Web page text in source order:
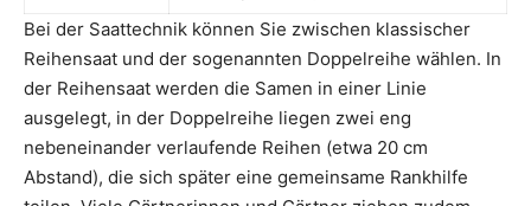
Bei der Saattechnik können Sie zwischen klassischer
Reihensaat und der sogenannten Doppelreihe wählen. In
der Reihensaat werden die Samen in einer Linie
ausgelegt, in der Doppelreihe liegen zwei eng
nebeneinander verlaufende Reihen (etwa 20 cm
Abstand), die sich später eine gemeinsame Rankhilfe